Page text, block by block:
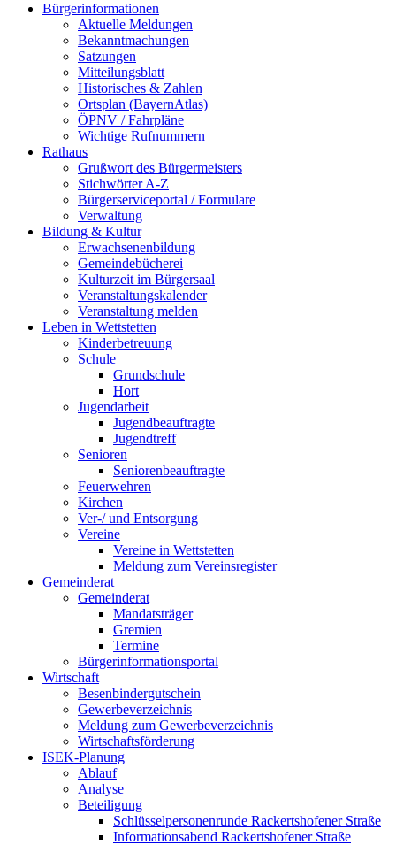
Bürgerinformationen
Aktuelle Meldungen
Bekanntmachungen
Satzungen
Mitteilungsblatt
Historisches & Zahlen
Ortsplan (BayernAtlas)
ÖPNV / Fahrpläne
Wichtige Rufnummern
Rathaus
Grußwort des Bürgermeisters
Stichwörter A-Z
Bürgerserviceportal / Formulare
Verwaltung
Bildung & Kultur
Erwachsenenbildung
Gemeindebücherei
Kulturzeit im Bürgersaal
Veranstaltungskalender
Veranstaltung melden
Leben in Wettstetten
Kinderbetreuung
Schule
Grundschule
Hort
Jugendarbeit
Jugendbeauftragte
Jugendtreff
Senioren
Seniorenbeauftragte
Feuerwehren
Kirchen
Ver-/ und Entsorgung
Vereine
Vereine in Wettstetten
Meldung zum Vereinsregister
Gemeinderat
Gemeinderat
Mandatsträger
Gremien
Termine
Bürgerinformationsportal
Wirtschaft
Besenbindergutschein
Gewerbeverzeichnis
Meldung zum Gewerbeverzeichnis
Wirtschaftsförderung
ISEK-Planung
Ablauf
Analyse
Beteiligung
Schlüsselpersonenrunde Rackertshofener Straße
Informationsabend Rackertshofener Straße